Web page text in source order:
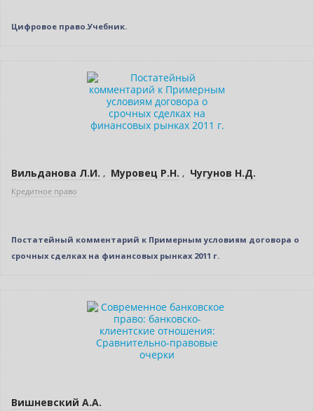
Цифровое право.Учебник.
Вильданова Л.И. , Муровец Р.Н. , Чугунов Н.Д.
Кредитное право
Постатейный комментарий к Примерным условиям договора о
срочных сделках на финансовых рынках 2011 г.
Вишневский А.А.